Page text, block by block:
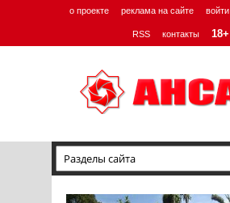
о проекте реклама на сайте войти
RSS контакты 18+